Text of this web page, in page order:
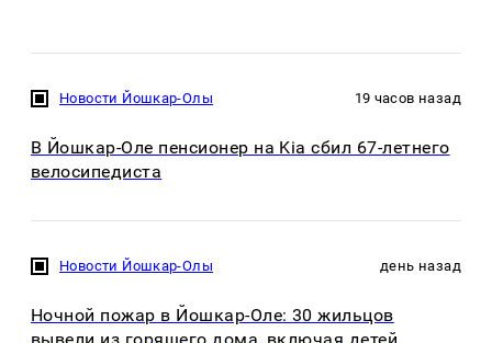
Новости Йошкар-Олы 19 часов назад
В Йошкар-Оле пенсионер на Kia сбил 67-летнего
велосипедиста
Новости Йошкар-Олы день назад
Ночной пожар в Йошкар-Оле: 30 жильцов